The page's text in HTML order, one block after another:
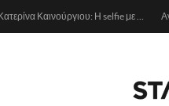
Κατερίνα Καινούργιου: Η selfie με μπλε μαγιό κάτω από τον ήλιο – Η λεπτομέρεια που λατρέψαμε (φωτογραφία)